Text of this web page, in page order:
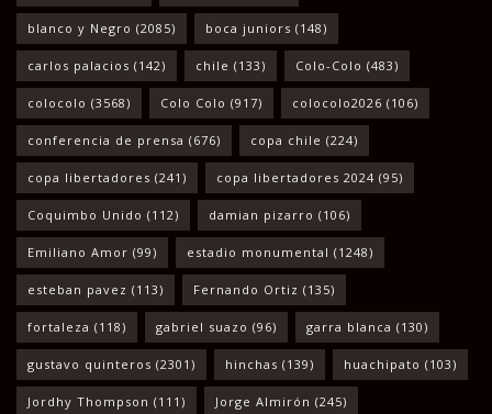
blanco y Negro (2085) boca juniors (148)
carlos palacios (142) chile (133) Colo-Colo (483)
colocolo (3568) Colo Colo (917) colocolo2026 (106)
conferencia de prensa (676) copa chile (224)
copa libertadores (241) copa libertadores 2024 (95)
Coquimbo Unido (112) damian pizarro (106)
Emiliano Amor (99) estadio monumental (1248)
esteban pavez (113) Fernando Ortiz (135)
fortaleza (118) gabriel suazo (96) garra blanca (130)
gustavo quinteros (2301) hinchas (139) huachipato (103)
Jordhy Thompson (111) Jorge Almirón (245)